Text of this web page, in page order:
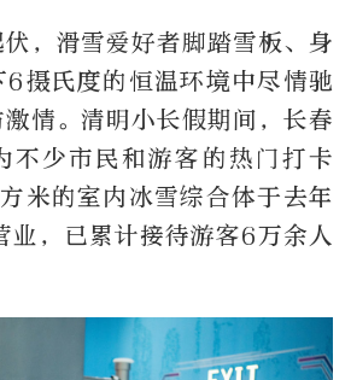
，滑雪爱好者脚踏雪板、身
摄氏度的恒温环境中尽情驰
情。清明小长假期间，长春
不少市民和游客的热门打卡
米的室内冰雪综合体于去年
业，已累计接待游客6万余人